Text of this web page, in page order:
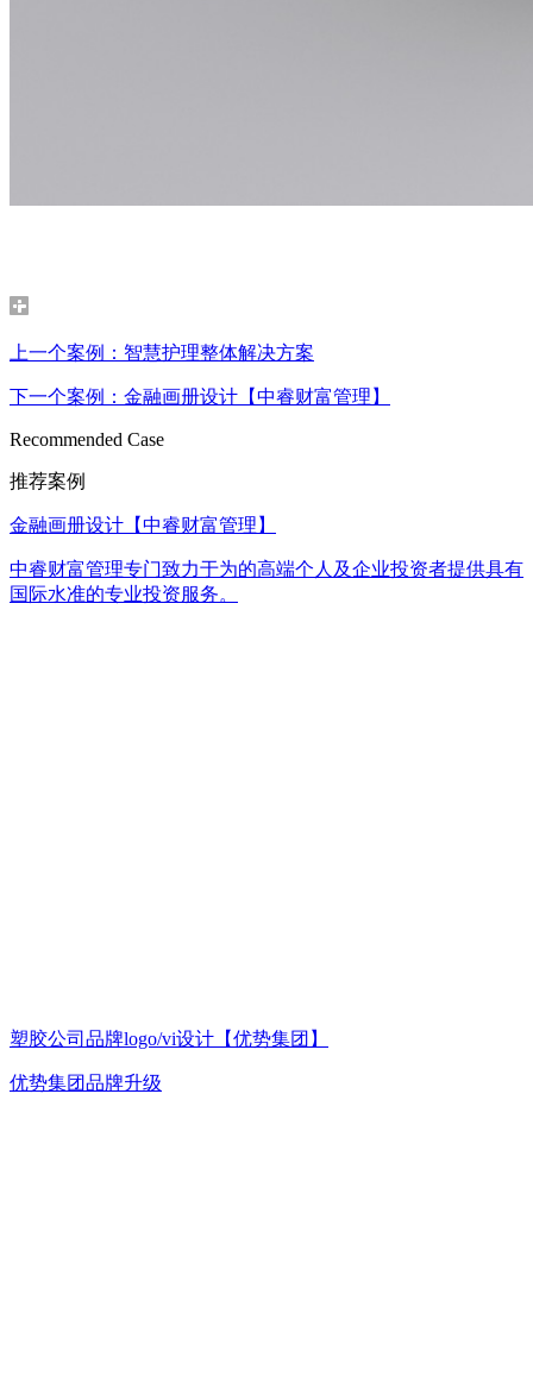
上一个案例：智慧护理整体解决方案
下一个案例：金融画册设计【中睿财富管理】
Recommended Case
推荐案例
金融画册设计【中睿财富管理】
中睿财富管理专门致力于为的高端个人及企业投资者提供具有
国际水准的专业投资服务。
塑胶公司品牌logo/vi设计【优势集团】
优势集团品牌升级